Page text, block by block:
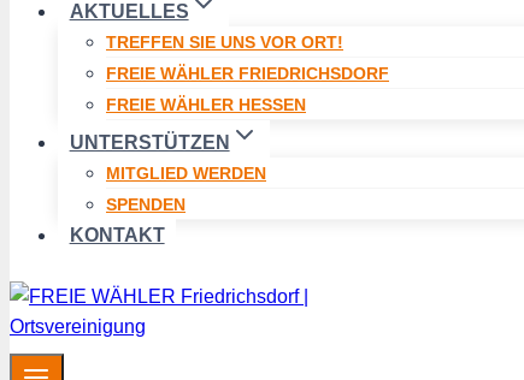
AKTUELLES
TREFFEN SIE UNS VOR ORT!
FREIE WÄHLER FRIEDRICHSDORF
FREIE WÄHLER HESSEN
UNTERSTÜTZEN
MITGLIED WERDEN
SPENDEN
KONTAKT